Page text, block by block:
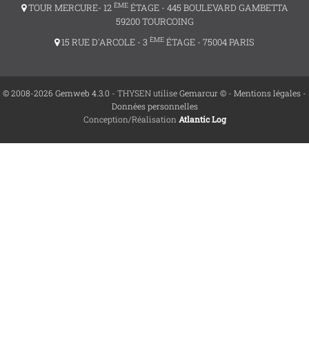
TOUR MERCURE- 12 ÈMEÉTAGE - 445 BOULEVARD GAMBETTA
59200 TOURCOING
15 RUE D'ARCOLE - 3 ÈME ÉTAGE - 75004 PARIS
© 2008-2026 Gemweb 4.3.0 - THYSEN utiliseGemarcur © - Mentions légales -
Données personnelles
Conception/Réalisation Atlantic Log